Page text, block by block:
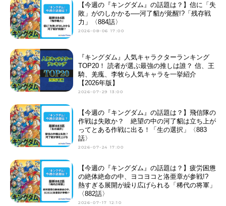
【今週の『キングダム』の話題は？】信に「失
敗」がのしかかる──河了貂が覚醒!?「残存戦
力」〈884話〉
2026-08-06 17:00
『キングダム』人気キャラクターランキング
TOP20！ 読者が選ぶ最強の推しは誰？ 信、王
騎、羌瘣、李牧ら人気キャラを一挙紹介
【2026年版】
2026-07-29 13:00
【今週の『キングダム』の話題は？】飛信隊の
作戦は失敗か？ 絶望の中の河了貂は立ち上が
ってとある作戦に出る！「生の選択」〈883
話〉
2026-07-24 17:00
【今週の『キングダム』の話題は？】疲労困憊
の絶体絶命の中、ヨコヨコと洛亜章が参戦!?
熱すぎる展開が繰り広げられる「稀代の将軍」
〈882話〉
2026-07-17 12:10